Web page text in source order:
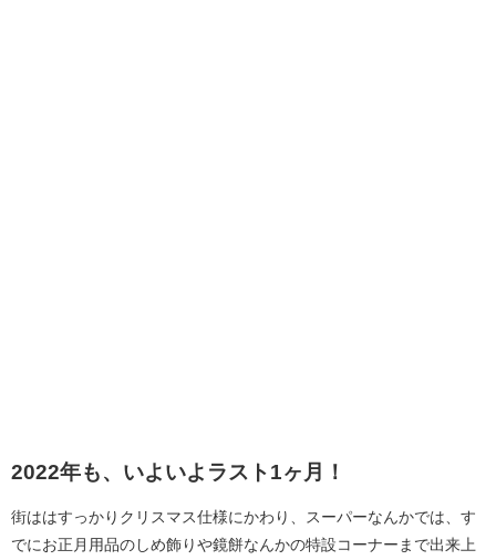
2022年も、いよいよラスト1ヶ月！
街ははすっかりクリスマス仕様にかわり、スーパーなんかでは、す
でにお正月用品のしめ飾りや鏡餅なんかの特設コーナーまで出来上